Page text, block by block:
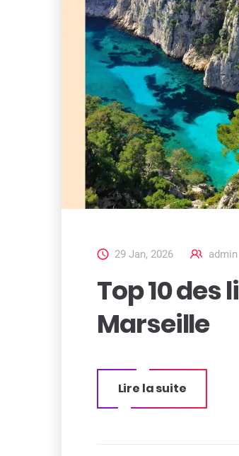
29 Jan, 2026 admin
Top 10
Marseille
Lire la suite